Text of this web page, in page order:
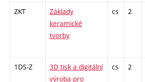
ZKT
Základy
keramické
tvorby
cs 2
1DS-Z
3D tisk a digitální
výroba pro
cs 2